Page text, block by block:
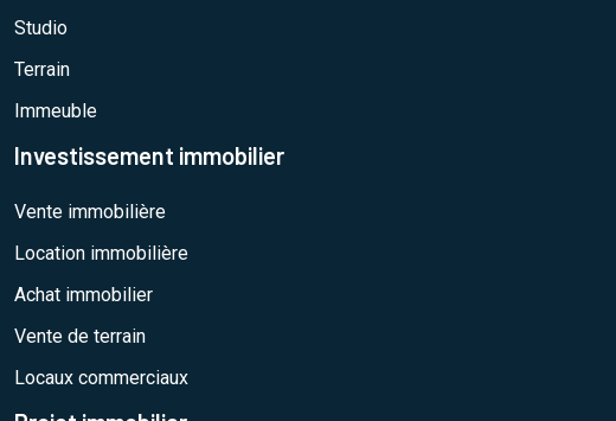
Studio
Terrain
Immeuble
Investissement immobilier
Vente immobilière
Location immobilière
Achat immobilier
Vente de terrain
Locaux commerciaux